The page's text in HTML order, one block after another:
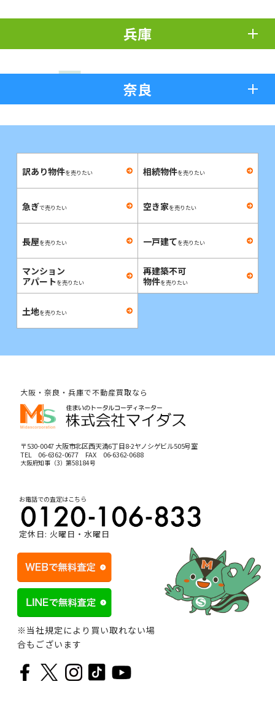
兵庫
奈良
訳あり物件を売りたい 相続物件を売りたい
急ぎで売りたい 空き家を売りたい
長屋を売りたい 一戸建てを売りたい
マンション
アパートを売りたい
再建築不可
物件を売りたい
土地を売りたい
大阪・奈良・兵庫で不動産買取なら
〒530-0047 大阪市北区西天満6丁目8-2ヤノシゲビル505号室
TEL 06-6362-0677FAX 06-6362-0688
大阪府知事（3）第58184号
お電話での査定はこちら
定休日: 火曜日・水曜日
※当社規定により買い取れない場
合もございます